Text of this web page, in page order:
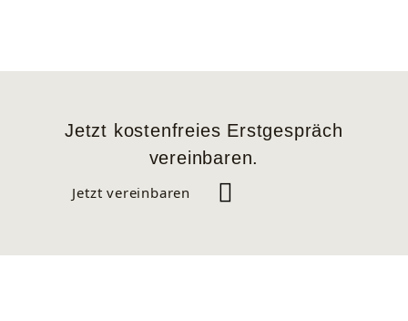
Jetzt kostenfreies Erstgespräch
vereinbaren.
Jetzt vereinbaren